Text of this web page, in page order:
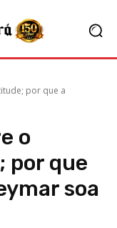
por que a
o
por que
soa